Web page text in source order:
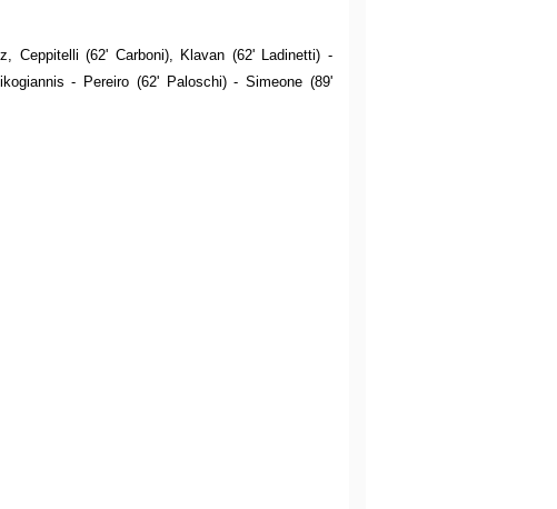
Ceppitelli (62' Carboni), Klavan (62' Ladinetti) -
- Pereiro (62' Paloschi) - Simeone (89'